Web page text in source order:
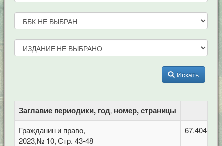
Искать
Заглавие периодики, год, номер, страницы
Гражданин и право,
2023,№ 10, Стр. 43-48
67.404.1